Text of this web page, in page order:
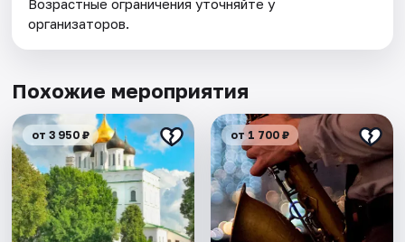
Возрастные ограничения уточняйте у
организаторов.
Похожие мероприятия
от 3 950 ₽ от 1 700 ₽